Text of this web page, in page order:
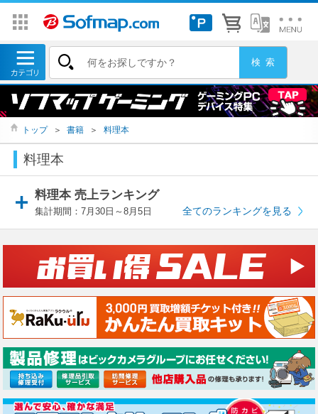
トップ ＞ 書籍 ＞ 料理本
料理本
料理本 売上ランキング
集計期間：7月30日～8月5日 全てのランキングを見る